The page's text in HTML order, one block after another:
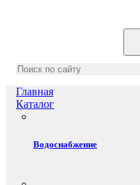
Главная
Каталог
Водоснабжение